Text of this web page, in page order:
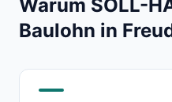
Warum SOLL-
Baulohn in